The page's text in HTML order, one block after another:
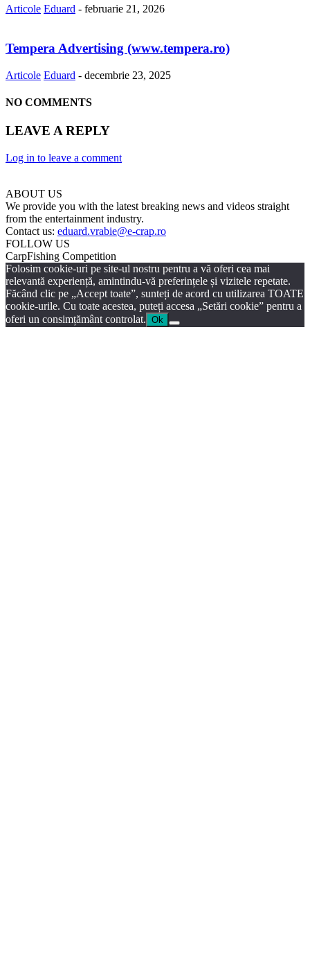
Articole Eduard - februarie 21, 2026
Tempera Advertising (www.tempera.ro)
Articole Eduard - decembrie 23, 2025
NO COMMENTS
LEAVE A REPLY
Log in to leave a comment
ABOUT US
We provide you with the latest breaking news and videos straight
from the entertainment industry.
Contact us: eduard.vrabie@e-crap.ro
FOLLOW US
CarpFishing Competition
Folosim cookie-uri pe site-ul nostru pentru a vă oferi cea mai
relevantă experiență, amintindu-vă preferințele și vizitele repetate.
Făcând clic pe „Accept toate”, sunteți de acord cu utilizarea TOATE
cookie-urile. Cu toate acestea, puteți accesa „Setări cookie” pentru a
oferi un consimțământ controlat. Ok